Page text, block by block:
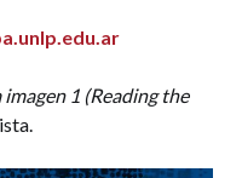
imagen 1 (Reading the